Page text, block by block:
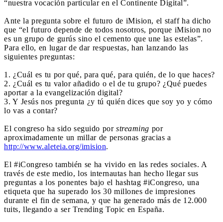
“nuestra vocación particular en el Continente Digital”.
Ante la pregunta sobre el futuro de iMision, el staff ha dicho
que “el futuro depende de todos nosotros, porque iMision no
es un grupo de gurús sino el cemento que une las estelas”.
Para ello, en lugar de dar respuestas, han lanzando las
siguientes preguntas:
1. ¿Cuál es tu por qué, para qué, para quién, de lo que haces?
2. ¿Cuál es tu valor añadido o el de tu grupo? ¿Qué puedes
aportar a la evangelización digital?
3. Y Jesús nos pregunta ¿y tú quién dices que soy yo y cómo
lo vas a contar?
El congreso ha sido seguido por streaming por
aproximadamente un millar de personas gracias a
http://www.aleteia.org/imision.
El #iCongreso también se ha vivido en las redes sociales. A
través de este medio, los internautas han hecho llegar sus
preguntas a los ponentes bajo el hashtag #iCongreso, una
etiqueta que ha superado los 30 millones de impresiones
durante el fin de semana, y que ha generado más de 12.000
tuits, llegando a ser Trending Topic en España.